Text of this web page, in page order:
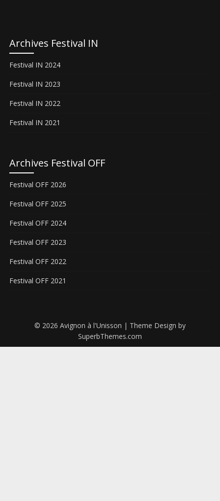
Archives Festival IN
Festival IN 2024
Festival IN 2023
Festival IN 2022
Festival IN 2021
Archives Festival OFF
Festival OFF 2026
Festival OFF 2025
Festival OFF 2024
Festival OFF 2023
Festival OFF 2022
Festival OFF 2021
© 2026 Avignon à l'Unisson | Theme Design by
SuperbThemes.com